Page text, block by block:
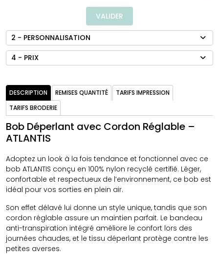
VALIDER
2 - PERSONNALISATION
4 - PRIX
DESCRIPTION REMISES QUANTITÉ
TARIFS IMPRESSION
TARIFS BRODERIE
Bob Déperlant avec Cordon Réglable –
ATLANTIS
Adoptez un look à la fois tendance et fonctionnel avec ce
bob ATLANTIS conçu en 100% nylon recyclé certifié. Léger,
confortable et respectueux de l’environnement, ce bob est
idéal pour vos sorties en plein air.
Son effet délavé lui donne un style unique, tandis que son
cordon réglable assure un maintien parfait. Le bandeau
anti-transpiration intégré améliore le confort lors des
journées chaudes, et le tissu déperlant protège contre les
petites averses.